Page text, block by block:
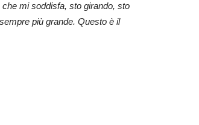
mi soddisfa, sto girando, sto
più grande. Questo è il